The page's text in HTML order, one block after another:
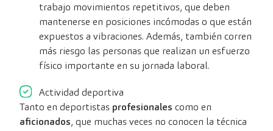
trabajo movimientos repetitivos, que deben
mantenerse en posiciones incómodas o que están
expuestos a vibraciones. Además, también corren
más riesgo las personas que realizan un esfuerzo
físico importante en su jornada laboral.
Actividad deportiva
Tanto en deportistas profesionales como en
aficionados, que muchas veces no conocen la técnica